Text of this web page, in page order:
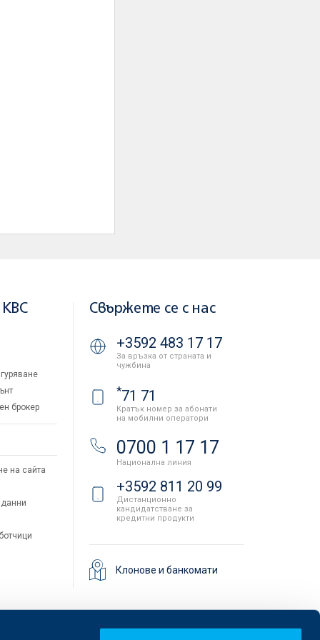
брокер
на сайта
Свържете се с нас
+3592 483 17 17
За връзка от страната и
чужбина
*71 71
Кратък номер за абонати
на мобилни оператори
0700 1 17 17
Национална линия
+3592 811 20 99
Дистанционно
кандидатстване за
кредитни продукти
Клонове и банкомати